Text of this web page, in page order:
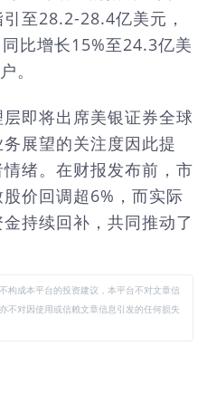
至28.2-28.4亿美元，
比增长15%至24.3亿美
。
即将出席美银证券全球
展望的关注度因此提
绪。在财报发布前，市
价回调超6%，而实际
持续回补，共同推动了
构成本平台的投资建议，本平台不对文章信
不对因使用或信赖文章信息引发的任何损失